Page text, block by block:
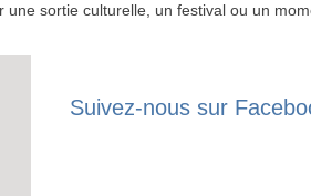
sortie culturelle, un festival ou un
Suivez-nous sur